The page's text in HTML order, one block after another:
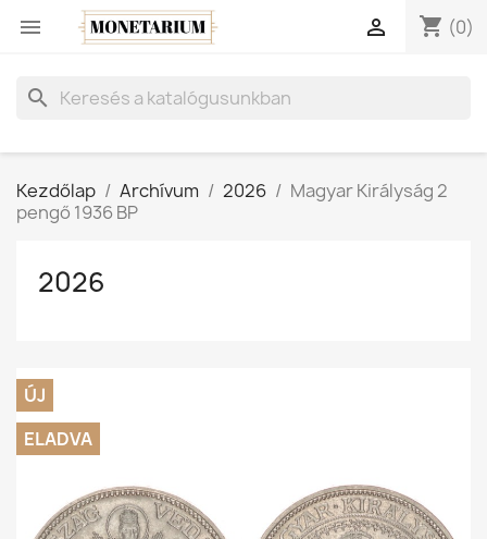
 shopping_cart (0)

search
Kezdőlap Archívum 2026
Magyar Királyság 2
pengő 1936 BP
2026
ÚJ
ELADVA